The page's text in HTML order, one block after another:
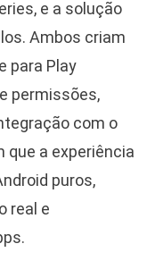
e a solução
Ambos criam
para Play
permissões,
com o
que a experiência
puros,
real e